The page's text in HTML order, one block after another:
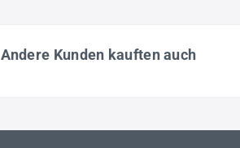
Andere Kunden kauften auch